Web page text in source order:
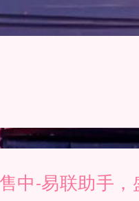
中-易联助手